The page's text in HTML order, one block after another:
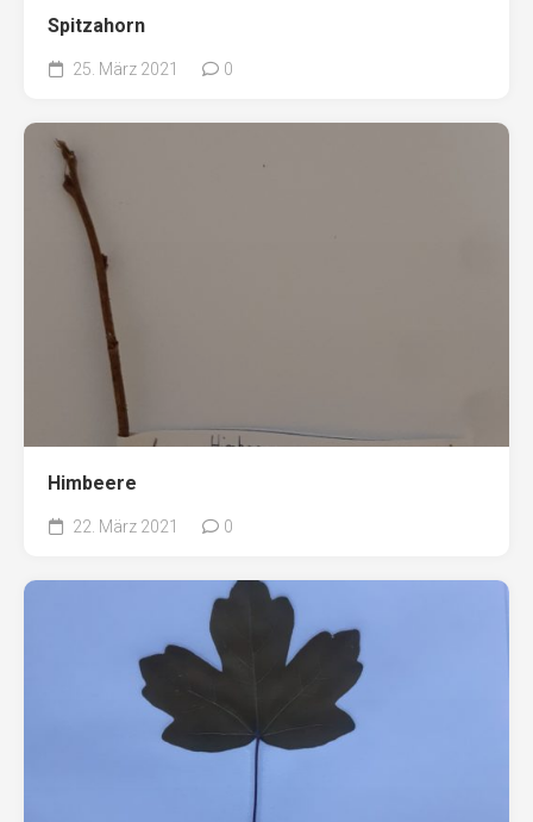
Spitzahorn
25. März 2021 0
Himbeere
22. März 2021 0